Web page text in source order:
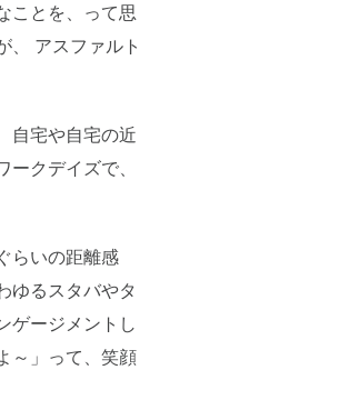
ことを、って思
、 アスファルト
自宅や自宅の近
クデイズで、
らいの距離感
ゆるスタバやタ
ゲージメントし
～」って、笑顔